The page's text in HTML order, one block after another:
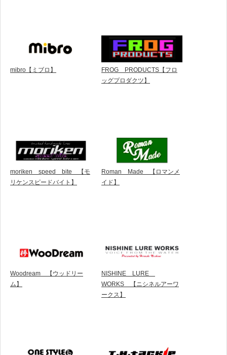
mibro【ミブロ】
FROG PRODUCTS【フロ
ッグプロダクツ】
moriken speed bite 【モ
リケンスピードバイト】
Roman Made 【ロマンメ
イド】
Woodream 【ウッドリー
ム】
NISHINE LURE
WORKS 【ニシネルアーワ
ークス】